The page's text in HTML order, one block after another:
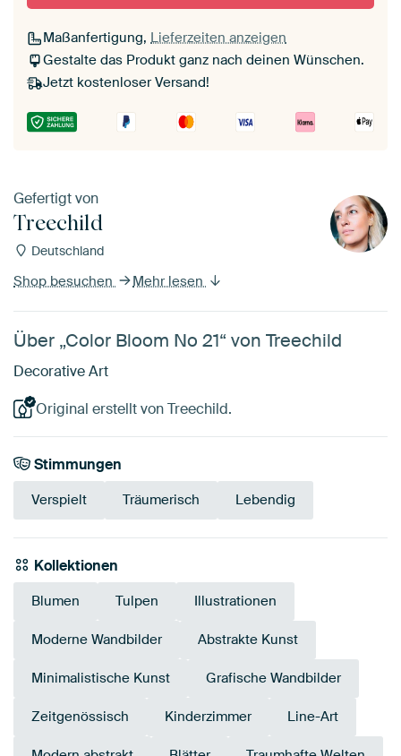
Maßanfertigung, Lieferzeiten anzeigen
Gestalte das Produkt ganz nach deinen Wünschen.
Jetzt kostenloser Versand!
Gefertigt von
Treechild
Deutschland
Shop besuchen Mehr lesen
Über „Color Bloom No 21“ von Treechild
Decorative Art
Original erstellt von Treechild.
Stimmungen
Verspielt Träumerisch Lebendig
Kollektionen
Blumen Tulpen Illustrationen
Moderne Wandbilder Abstrakte Kunst
Minimalistische Kunst Grafische Wandbilder
Zeitgenössisch Kinderzimmer Line-Art